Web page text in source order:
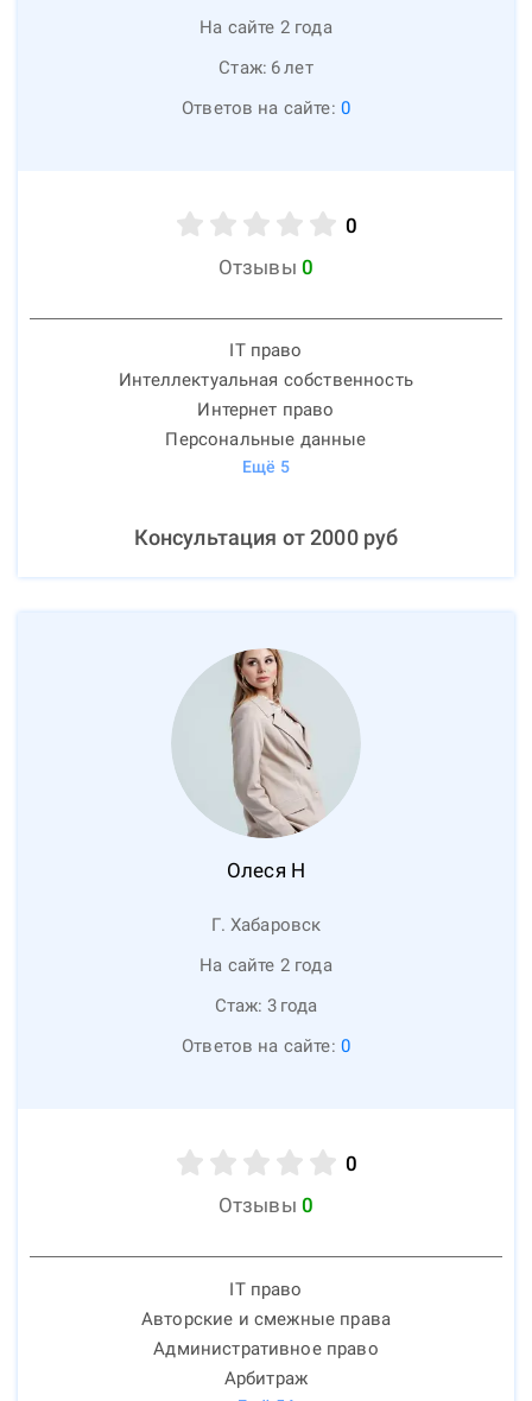
На сайте 2 года
Стаж: 6лет
Ответов на сайте: 0
0
Отзывы 0
IT право
Интеллектуальная собственность
Интернет право
Персональные данные
Ещё 5
Консультация от2000руб
Олеся Н
Г. Хабаровск
На сайте 2 года
Стаж: 3 года
Ответов на сайте: 0
0
Отзывы 0
IT право
Авторские и смежные права
Административное право
Арбитраж